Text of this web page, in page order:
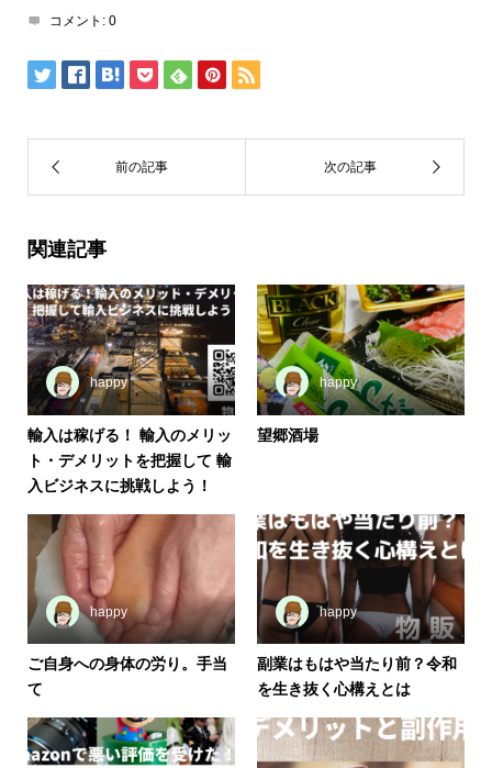
コメント: 0
関連記事
happy
輸入は稼げる！ 輸入のメリッ
ト・デメリットを把握して 輸
入ビジネスに挑戦しよう！
happy
望郷酒場
happy
ご自身への身体の労り。手当
て
happy
副業はもはや当たり前？令和
を生き抜く心構えとは